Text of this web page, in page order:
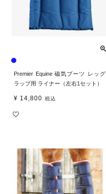
Premier Equine 磁気ブーツ レッグ
ラップ用 ライナー（左右1セット）
¥ 14,800 税込